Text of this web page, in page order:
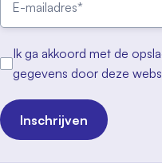
Ik ga akkoord met de
gegevens door deze
Inschrijven